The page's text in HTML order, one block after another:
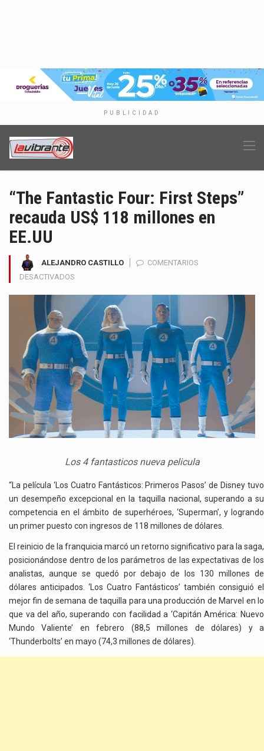
PUBLICIDAD
“The Fantastic Four: First Steps”
recauda US$ 118 millones en
EE.UU
ALEJANDRO CASTILLO
COMENTARIOS
DESACTIVADOS
FANTASTIC
FOUR:
FIRST
STEPS”
RECAUDA
US$
118
MILLONES
Los 4 fantasticos nueva pelicula
“La película ‘Los Cuatro Fantásticos: Primeros Pasos’ de Disney tuvo
un desempeño excepcional en la taquilla nacional, superando a su
competencia en el ámbito de superhéroes, ‘Superman’, y logrando
un primer puesto con ingresos de 118 millones de dólares.
El reinicio de la franquicia marcó un retorno significativo para la saga,
posicionándose dentro de los parámetros de las expectativas de los
analistas, aunque se quedó por debajo de los 130 millones de
dólares anticipados. ‘Los Cuatro Fantásticos’ también consiguió el
mejor fin de semana de taquilla para una producción de Marvel en lo
que va del año, superando con facilidad a ‘Capitán América: Nuevo
Mundo Valiente’ en febrero (88,5 millones de dólares) y a
‘Thunderbolts’ en mayo (74,3 millones de dólares).